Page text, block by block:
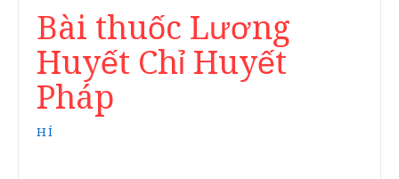
Bài thuốc Lương
Huyết Chỉ Huyết
Pháp
HÍ